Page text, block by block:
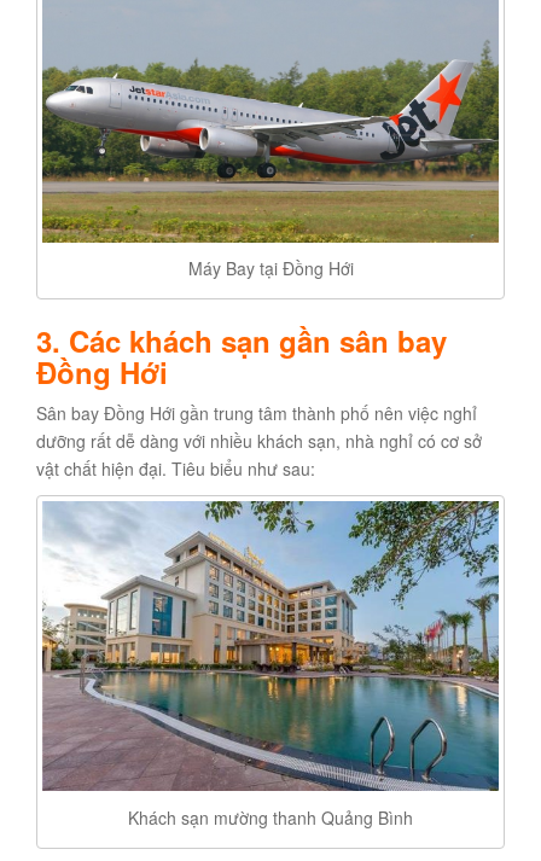
Máy Bay tại Đồng Hới
3. Các khách sạn gần sân bay
Đồng Hới
Sân bay Đồng Hới gần trung tâm thành phố nên việc nghỉ
dưỡng rất dễ dàng với nhiều khách sạn, nhà nghỉ có cơ sở
vật chất hiện đại. Tiêu biểu như sau:
Khách sạn mường thanh Quảng Bình